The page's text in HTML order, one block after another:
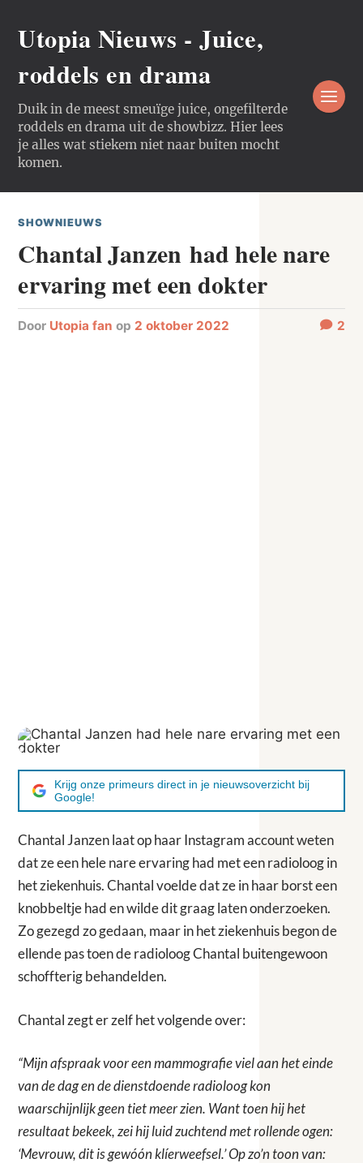
Utopia Nieuws - Juice,
roddels en drama
Duik in de meest smeuïge juice, ongefilterde
roddels en drama uit de showbizz. Hier lees
je alles wat stiekem niet naar buiten mocht
komen.
SHOWNIEUWS
Chantal Janzen had hele nare
ervaring met een dokter
door Utopia fan op 2 oktober 2022 2
Krijg onze primeurs direct in je nieuwsoverzicht bij
Google!
Chantal Janzen laat op haar Instagram account weten
dat ze een hele nare ervaring had met een radioloog in
het ziekenhuis. Chantal voelde dat ze in haar borst een
knobbeltje had en wilde dit graag laten onderzoeken.
Zo gezegd zo gedaan, maar in het ziekenhuis begon de
ellende pas toen de radioloog Chantal buitengewoon
schoffterig behandelden.
Chantal zegt er zelf het volgende over:
“Mijn afspraak voor een mammografie viel aan het einde
van de dag en de dienstdoende radioloog kon
waarschijnlijk geen tiet meer zien. Want toen hij het
resultaat bekeek, zei hij luid zuchtend met rollende ogen:
‘Mevrouw, dit is gewóón klíerweefsel.’ Op zo’n toon van: